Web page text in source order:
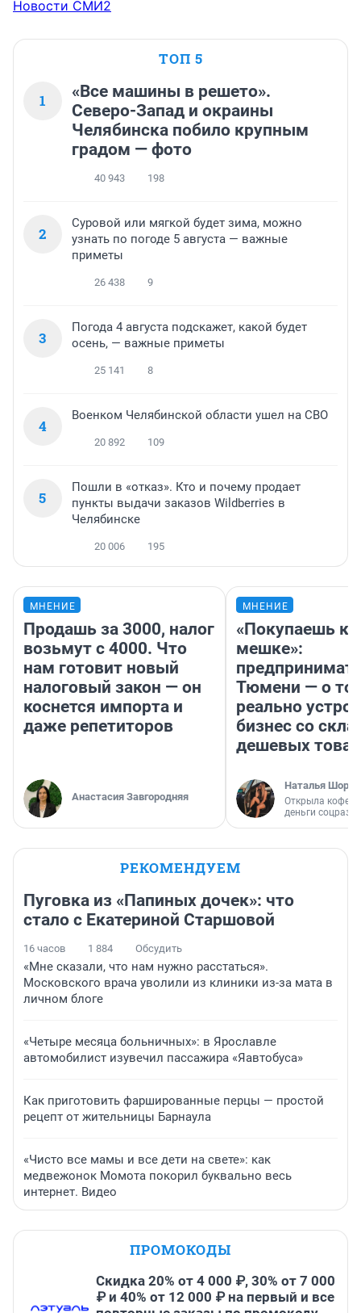
Новости СМИ2
ТОП 5
1
«Все машины в решето».
Северо-Запад и окраины
Челябинска побило крупным
градом — фото
40 943 198
2
Суровой или мягкой будет зима, можно
узнать по погоде 5 августа — важные
приметы
26 438 9
3
Погода 4 августа подскажет, какой будет
осень, — важные приметы
25 141 8
4
Военком Челябинской области ушел на СВО
20 892 109
5
Пошли в «отказ». Кто и почему продает
пункты выдачи заказов Wildberries в
Челябинске
20 006 195
МНЕНИЕ
Продашь за 3000, налог
возьмут с 4000. Что
нам готовит новый
налоговый закон — он
коснется импорта и
даже репетиторов
Анастасия Завгородняя
МНЕНИЕ
«Покупаешь
мешке»:
Тюмени — о
реально
бизнес со
дешевых
Наталья
Открыла
деньги
РЕКОМЕНДУЕМ
Пуговка из «Папиных дочек»: что
стало с Екатериной Старшовой
16 часов 1 884 Обсудить
«Мне сказали, что нам нужно расстаться».
Московского врача уволили из клиники из-за мата в
личном блоге
«Четыре месяца больничных»: в Ярославле
автомобилист изувечил пассажира «Яавтобуса»
Как приготовить фаршированные перцы — простой
рецепт от жительницы Барнаула
«Чисто все мамы и все дети на свете»: как
медвежонок Момота покорил буквально весь
интернет. Видео
ПРОМОКОДЫ
Скидка 20% от 4 000 ₽, 30% от 7 000
₽ и 40% от 12 000 ₽ на первый и все